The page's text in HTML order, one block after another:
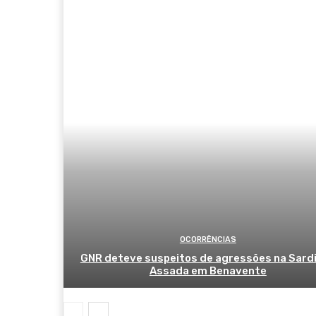
OCORRÊNCIAS
GNR deteve suspeitos de agressões na
Assada em Benavente